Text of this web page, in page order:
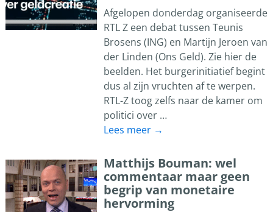
Afgelopen donderdag organiseerde
RTL Z een debat tussen Teunis
Brosens (ING) en Martijn Jeroen van
der Linden (Ons Geld). Zie hier de
beelden. Het burgerinitiatief begint
dus al zijn vruchten af te werpen.
RTL-Z toog zelfs naar de kamer om
politici over …
Lees meer →
Matthijs Bouman: wel
commentaar maar geen
begrip van monetaire
hervorming